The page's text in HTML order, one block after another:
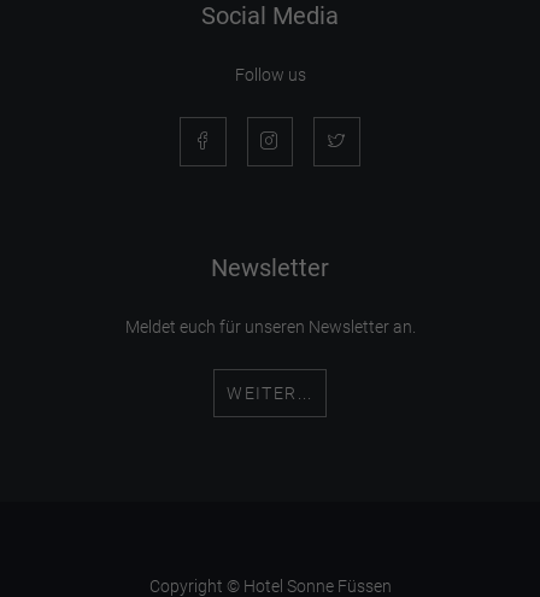
Social Media
Follow us
Newsletter
Meldet euch für unseren Newsletter an.
WEITER...
Copyright © Hotel Sonne Füssen